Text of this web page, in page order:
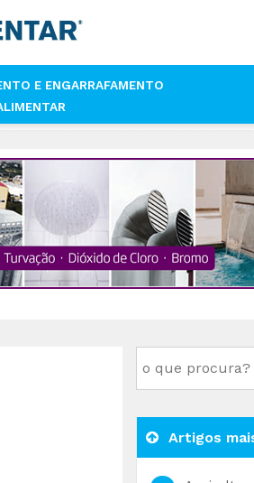
E ENGARRAFAMENTO
INTEGRA CONSÓRCIO IBÉRICO SOBRE
Artigos